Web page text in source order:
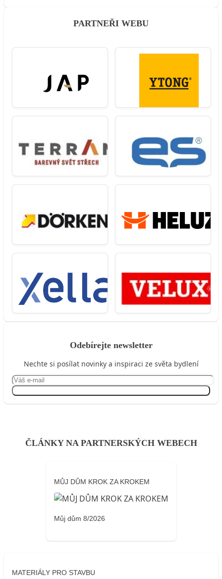
PARTNEŘI WEBU
Odebírejte newsletter
Nechte si posílat novinky a inspiraci ze světa bydlení
ČLÁNKY NA PARTNERSKÝCH WEBECH
MŮJ DŮM KROK ZA KROKEM
Můj dům 8/2026
MATERIÁLY PRO STAVBU